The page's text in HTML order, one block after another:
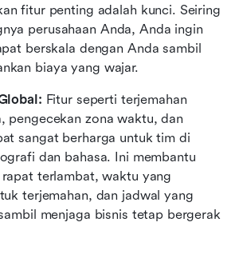
fitur penting adalah kunci. Seiring
perusahaan Anda, Anda ingin
berskala dengan Anda sambil
biaya yang wajar.
Fitur seperti terjemahan
pengecekan zona waktu, dan
sangat berharga untuk tim di
dan bahasa. Ini membantu
terlambat, waktu yang
terjemahan, dan jadwal yang
menjaga bisnis tetap bergerak